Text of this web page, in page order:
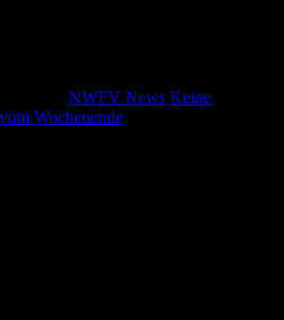
NWFV News Keine
Wochenende